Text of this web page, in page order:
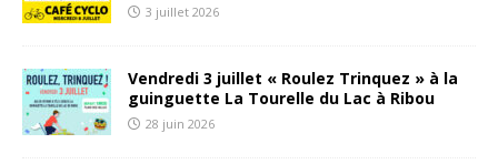
3 juillet 2026
Vendredi 3 juillet « Roulez Trinquez » à la
guinguette La Tourelle du Lac à Ribou
28 juin 2026